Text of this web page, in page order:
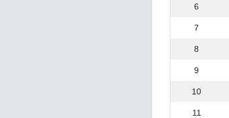
6
7
8
9
10
11